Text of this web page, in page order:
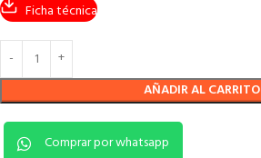
Ficha técnica
AÑADIR AL CARRITO
Comprar por whatsapp